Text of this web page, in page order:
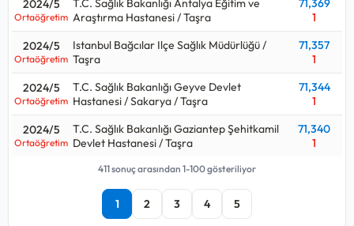
2024/5
Ortaöğretim Araştırma Hastanesi / Taşra
1
2024/5
Ortaöğretim
Istanbul Bağcılar Ilçe Sağlık Müdürlüğü /
Taşra
71,357
1
2024/5
Ortaöğretim
T.C. Sağlık Bakanlığı Geyve Devlet
Hastanesi / Sakarya / Taşra
71,344
1
2024/5
Ortaöğretim
T.C. Sağlık Bakanlığı Gaziantep Şehitkamil
Devlet Hastanesi / Taşra
71,340
1
411 sonuç arasından 1-100 gösteriliyor
1 2 3 4 5